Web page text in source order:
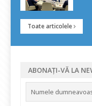
Toate articolele
ABONAȚI-VĂ LA